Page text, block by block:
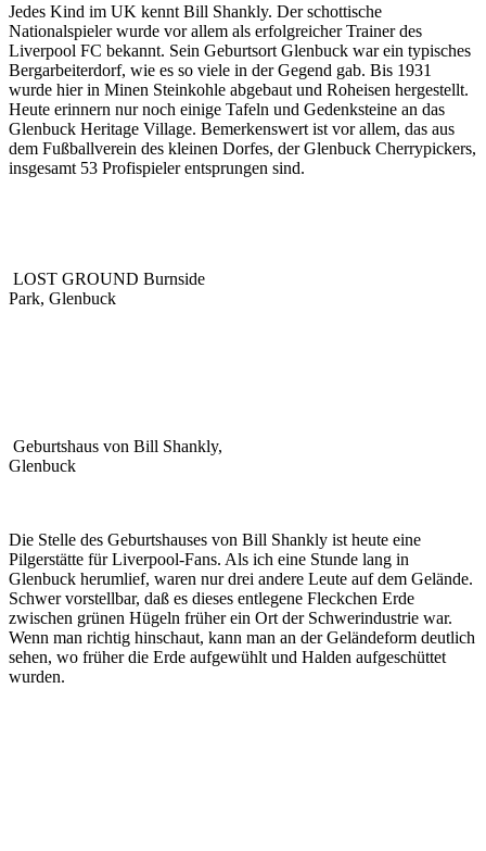
Jedes Kind im UK kennt Bill Shankly. Der schottische
Nationalspieler wurde vor allem als erfolgreicher Trainer des
Liverpool FC bekannt. Sein Geburtsort Glenbuck war ein typisches
Bergarbeiterdorf, wie es so viele in der Gegend gab. Bis 1931
wurde hier in Minen Steinkohle abgebaut und Roheisen hergestellt.
Heute erinnern nur noch einige Tafeln und Gedenksteine an das
Glenbuck Heritage Village. Bemerkenswert ist vor allem, das aus
dem Fußballverein des kleinen Dorfes, der Glenbuck Cherrypickers,
insgesamt 53 Profispieler entsprungen sind.
LOST GROUND Burnside
Park, Glenbuck
Geburtshaus von Bill Shankly,
Glenbuck
Die Stelle des Geburtshauses von Bill Shankly ist heute eine
Pilgerstätte für Liverpool-Fans. Als ich eine Stunde lang in
Glenbuck herumlief, waren nur drei andere Leute auf dem Gelände.
Schwer vorstellbar, daß es dieses entlegene Fleckchen Erde
zwischen grünen Hügeln früher ein Ort der Schwerindustrie war.
Wenn man richtig hinschaut, kann man an der Geländeform deutlich
sehen, wo früher die Erde aufgewühlt und Halden aufgeschüttet
wurden.